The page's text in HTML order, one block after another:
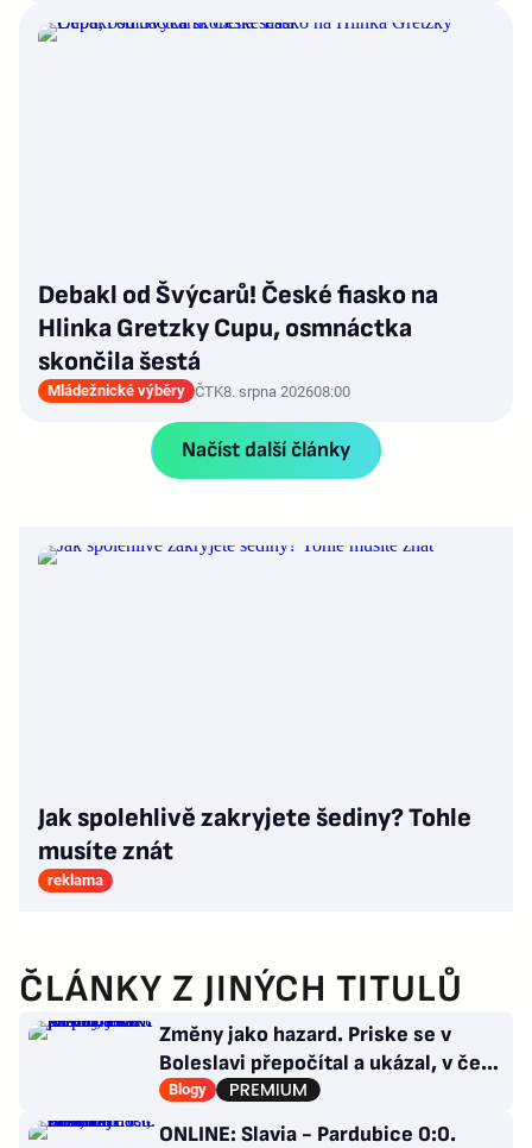
Debakl od Švýcarů! České fiasko na
Hlinka Gretzky Cupu, osmnáctka
skončila šestá
Mládežnické výběry ČTK8. srpna 202608:00
Načíst další články
Jak spolehlivě zakryjete šediny? Tohle
musíte znát
reklama
ČLÁNKY Z JINÝCH TITULŮ
Změny jako hazard. Priske se v
Boleslavi přepočítal a ukázal, v čem
je Slavia dál
Blogy
ONLINE: Slavia - Pardubice 0:0.